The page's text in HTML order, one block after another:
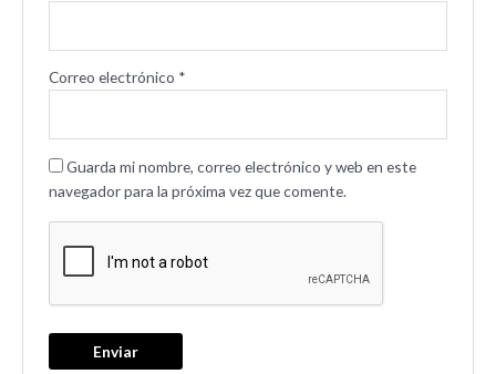
Correo electrónico *
Guarda mi nombre, correo electrónico y web en este
navegador para la próxima vez que comente.